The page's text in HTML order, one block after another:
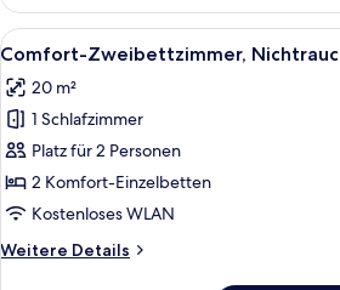
Raucher
(Only
E-
Allowed)
Alle
Fotos
für
Comfort-
Zweibettzimmer,
Nichtraucher
anzeigen
2
Comfort-Zweibettzimmer,
20 m²
1 Schlafzimmer
Platz für 2 Personen
2 Komfort-Einzelbetten
Kostenloses WLAN
Weitere Details
Weitere